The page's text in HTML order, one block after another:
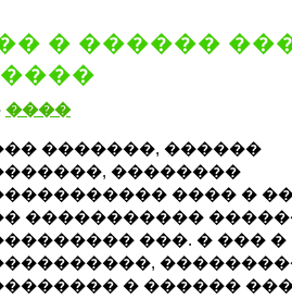
� ������
����
�������, ������
��������
���� �
�����������
���. � ��� �
� ������